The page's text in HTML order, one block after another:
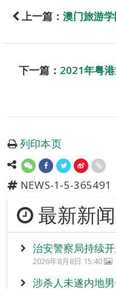
上一篇： 澳门旅游
下一篇： 2021年粤
列印本页
NEWS-1-5-365491
最新新闻
治安警察局持续
2026年8月8日 15:40
涉杀人未遂内地